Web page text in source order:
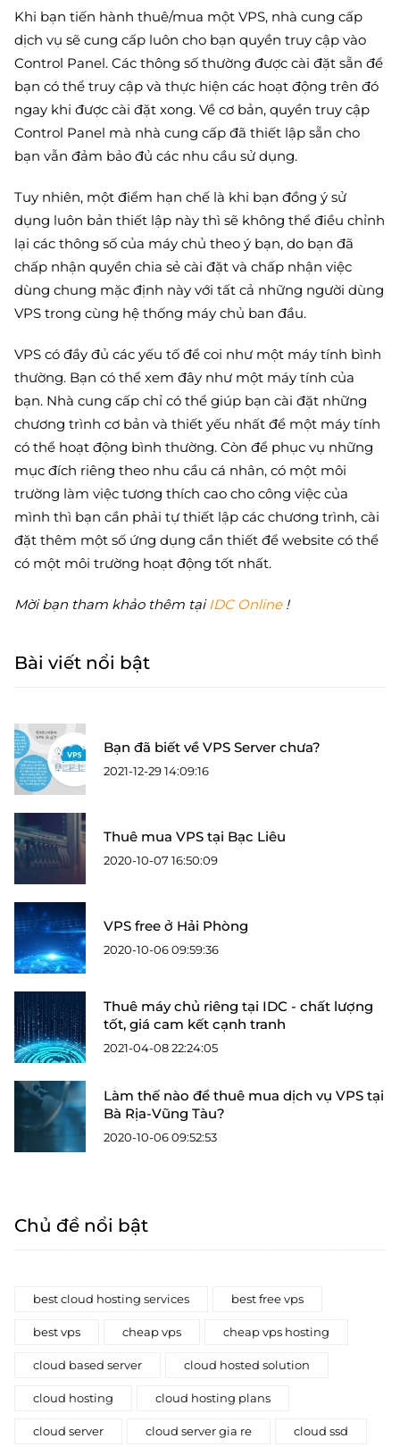
Khi bạn tiến hành thuê/mua một VPS, nhà cung cấp
dịch vụ sẽ cung cấp luôn cho bạn quyền truy cập vào
Control Panel. Các thông số thường được cài đặt sẵn để
bạn có thể truy cập và thực hiện các hoạt động trên đó
ngay khi được cài đặt xong. Về cơ bản, quyền truy cập
Control Panel mà nhà cung cấp đã thiết lập sẵn cho
bạn vẫn đảm bảo đủ các nhu cầu sử dụng.
Tuy nhiên, một điểm hạn chế là khi bạn đồng ý sử
dụng luôn bản thiết lập này thì sẽ không thể điều chỉnh
lại các thông số của máy chủ theo ý bạn, do bạn đã
chấp nhận quyền chia sẻ cài đặt và chấp nhận việc
dùng chung mặc định này với tất cả những người dùng
VPS trong cùng hệ thống máy chủ ban đầu.
VPS có đầy đủ các yếu tố để coi như một máy tính bình
thường. Bạn có thể xem đây như một máy tính của
bạn. Nhà cung cấp chỉ có thể giúp bạn cài đặt những
chương trình cơ bản và thiết yếu nhất để một máy tính
có thể hoạt động bình thường. Còn để phục vụ những
mục đích riêng theo nhu cầu cá nhân, có một môi
trường làm việc tương thích cao cho công việc của
mình thì bạn cần phải tự thiết lập các chương trình, cài
đặt thêm một số ứng dụng cần thiết để website có thể
có một môi trường hoạt động tốt nhất.
Mời bạn tham khảo thêm tạiIDC Online!
Bài viết nổi bật
Bạn đã biết về VPS Server chưa?
2021-12-29 14:09:16
Thuê mua VPS tại Bạc Liêu
2020-10-07 16:50:09
VPS free ở Hải Phòng
2020-10-06 09:59:36
Thuê máy chủ riêng tại IDC - chất lượng
tốt, giá cam kết cạnh tranh
2021-04-08 22:24:05
Làm thế nào để thuê mua dịch vụ VPS tại
Bà Rịa-Vũng Tàu?
2020-10-06 09:52:53
Chủ đề nổi bật
best cloud hosting services best free vps
best vps cheap vps cheap vps hosting
cloud based server cloud hosted solution
cloud hosting cloud hosting plans
cloud server cloud server gia re cloud ssd